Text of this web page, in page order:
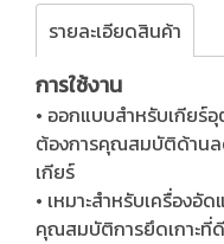
รายละเอียดสินค้า
การใช้งาน
• ออกแบบสำหรับเกียร์
ต้องการคุณสมบัติด้านล
เกียร์
• เหมาะสำหรับเครื่อง
คุณสมบัติการยึดเกาะที่